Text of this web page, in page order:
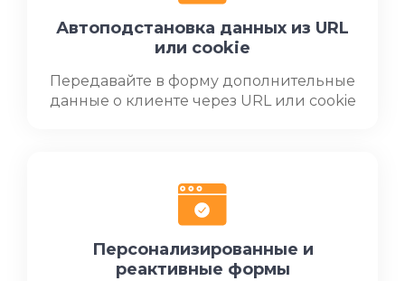
Автоподстановка данных из URL
или cookie
Передавайте в форму дополнительные
данные о клиенте через URL или cookie
Персонализированные и
реактивные формы